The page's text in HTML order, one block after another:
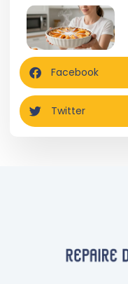
Facebook
Twitter